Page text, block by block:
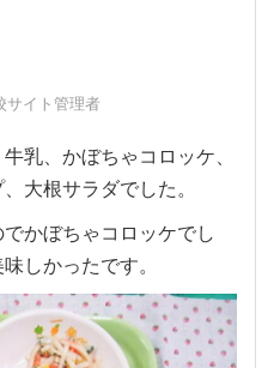
サイト管理者
乳、かぼちゃコロッケ、
大根サラダでした。
かぼちゃコロッケでし
しかったです。